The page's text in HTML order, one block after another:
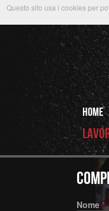
HOME
Nome*
Questo sito usa i cookies per